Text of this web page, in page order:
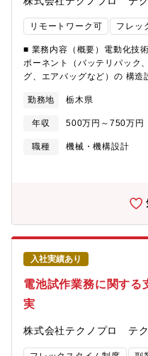
リモートワーク可 フレッ
■ 業務内容（概要）電動化技
ポーネント（バッテリパック
グ、エアバッグなど）の 構造
部署との調整など、若手より
業務内容（具体）バッテリパ
冷却系（水冷・油冷）、熱マ
レイン）部品設計ステアリン
ージレイアウト検討、干渉チ
書の確認、設計変更対応、技
調整（図面・仕様確認）若手
ローミドル層として期待され
事例を活かした改善提案他部
揮■ AIマッチングタグ＜CAD
DYNAMETA3D CAD（モデリ
計対象＞バッテリパック設計
油冷）熱マネジメント（空調
ータ関連部品設計ステアリン
試験実車試験計測／評価＜経
検討干渉チェック設計変更対
勤務地 栃木県
年収 500万円～750万円
職種
機械・機構設計
入社実績あり
電池試作業務に関する
実
株式会社テクノプロ テ